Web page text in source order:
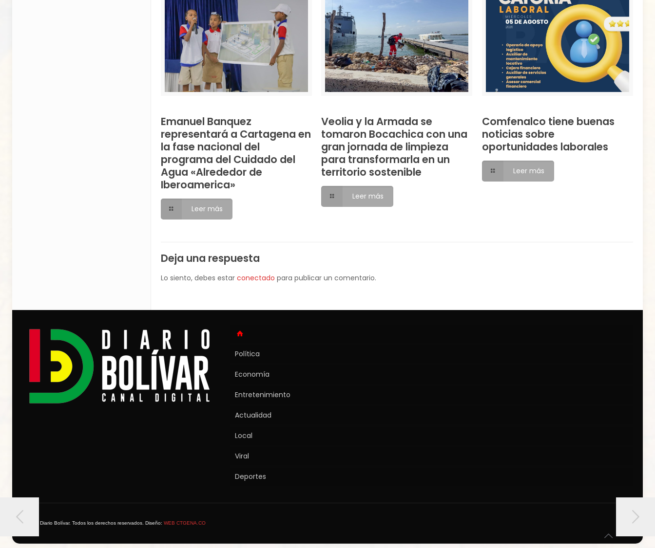
Emanuel Banquez
representará a Cartagena en
la fase nacional del
programa del Cuidado del
Agua «Alrededor de
Iberoamerica»
Leer más
Veolia y la Armada se
tomaron Bocachica con una
gran jornada de limpieza
para transformarla en un
territorio sostenible
Leer más
Comfenalco tiene buenas
noticias sobre
oportunidades laborales
Leer más
Deja una respuesta
Lo siento, debes estar conectado para publicar un comentario.
Política
Economía
Entretenimiento
Actualidad
Local
Viral
Deportes
© 2026 Diario Bolívar. Todos los derechos reservados. Diseño: WEB CTGENA.CO